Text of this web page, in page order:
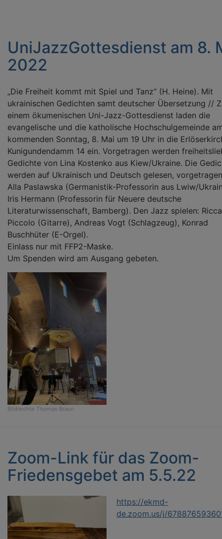
UniJazzGottesdienst am 8.
2022
„Die Freiheit kommt mit Spiel und Tanz“ (H. Heine). Mit
ukrainischen Gedichten samt deutscher Übersetzung //
einem ökumenischen Uni-Jazz-Gottesdienst laden die
evangelische und die katholische Hochschulgemeinde
kommenden Sonntag, 8. Mai um 19 Uhr in die
Kunigundendamm 14 ein. Vorgetragen werden
Gedichte von Lina Kostenko aus Kiew/Ukraine. Die
werden auf Ukrainisch und Deutsch gelesen,
Alla Paslawska (Germanistik-Professorin aus Lwiw/
Iris Hermann (Professorin für Neuere deutsche
Literaturwissenschaft, Bamberg). Den Jazz spielen:
Piccolo (Gitarre), Andreas Vogt (Schlagzeug), Konrad
Buschhüter (E-Orgel).
Einlass nur mit FFP2-Maske.
Um Spenden wird am Ausgang gebeten.
Bildrechte Thomas Braun
Zoom-Link für das Zoom-
Friedensgebet am 5.5.22
https://ekmd-
de.zoom.us/j/